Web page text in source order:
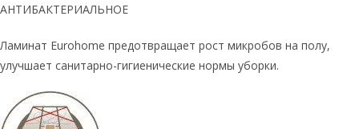
АНТИБАКТЕРИАЛЬНОЕ
Ламинат Eurohome предотвращает рост микробов на полу,
улучшает санитарно-гигиенические нормы уборки.